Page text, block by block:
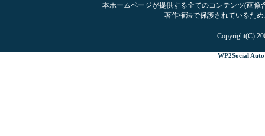
本ホームページが提供する全てのコンテンツ(画
著作権法で保護されているた
Copyright(C)
WP2Social